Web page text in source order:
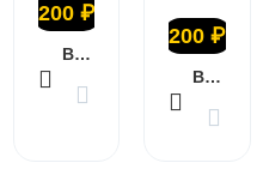
200 ₽
В КОРЗИНУ
200₽
В КОРЗИНУ